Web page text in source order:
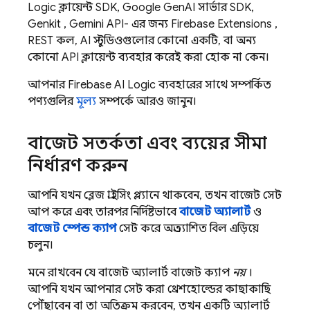
Logicক্লায়েন্ট SDK, Google GenAI সার্ভার SDK,
Genkit , Gemini API- এর জন্য Firebase Extensions ,
REST কল, AI স্টুডিওগুলোর কোনো একটি, বা অন্য
কোনো API ক্লায়েন্ট ব্যবহার করেই করা হোক না কেন।
আপনার Firebase AI Logicব্যবহারের সাথে সম্পর্কিত
পণ্যগুলিরমূল্য সম্পর্কে আরও জানুন।
বাজেট সতর্কতা এবং ব্যয়ের সীমা
নির্ধারণ করুন
আপনি যখন ব্লেজ প্রাইসিং প্ল্যানে থাকবেন, তখন বাজেট সেট
আপ করে এবং তারপর নির্দিষ্টভাবেবাজেট অ্যালার্টও
বাজেট স্পেন্ড ক্যাপসেট করে অপ্রত্যাশিত বিল এড়িয়ে
চলুন।
মনে রাখবেন যে বাজেট অ্যালার্ট বাজেট ক্যাপ নয়।
আপনি যখন আপনার সেট করা থ্রেশহোল্ডের কাছাকাছি
পৌঁছাবেন বা তা অতিক্রম করবেন, তখন একটি অ্যালার্ট